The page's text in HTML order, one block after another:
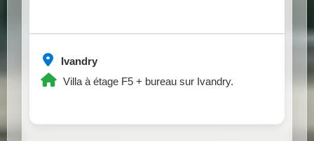
Ivandry
Villa à étage F5 + bureau sur Ivandry.